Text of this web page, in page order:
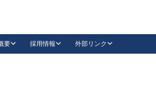
要 採用情報 外部リンク